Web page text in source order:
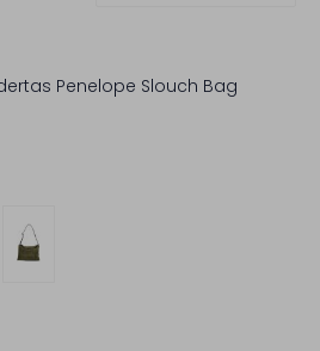
Penelope Slouch Bag